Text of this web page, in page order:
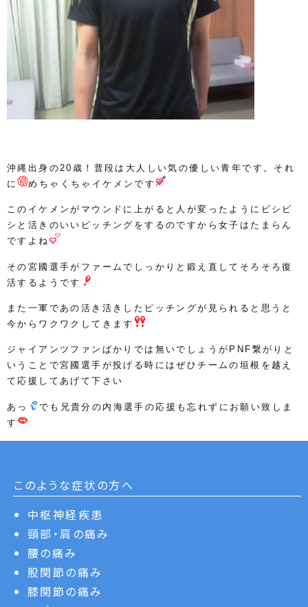
沖縄出身の20歳！普段は大人しい気の優しい青年です。それ
に
めちゃくちゃイケメンです
このイケメンがマウンドに上がると人が変ったようにビシビ
シと活きのいいピッチングをするのですから女子はたまらん
ですよね
その宮國選手がファームでしっかりと鍛え直してそろそろ復
活するようです
また一軍であの活き活きしたピッチングが見られると思うと
今からワクワクしてきます
ジャイアンツファンばかりでは無いでしょうがPNF繋がりと
いうことで宮國選手が投げる時にはぜひチームの垣根を越え
て応援してあげて下さい
あっ
でも兄貴分の内海選手の応援も忘れずにお願い致しま
す
このような症状の方へ
中枢神経疾患
頸部・肩の痛み
腰の痛み
股関節の痛み
膝関節の痛み